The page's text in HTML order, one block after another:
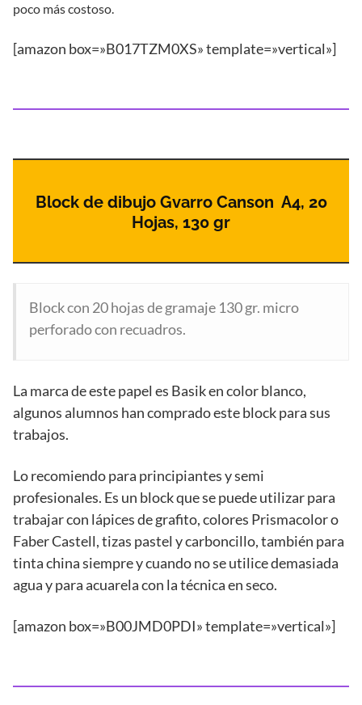
poco más costoso.
[amazon box=»B017TZM0XS» template=»vertical»]
Block de dibujo Gvarro Canson A4, 20
Hojas, 130 gr
Block con 20 hojas de gramaje 130 gr. micro
perforado con recuadros.
La marca de este papel es Basik en color blanco,
algunos alumnos han comprado este block para sus
trabajos.
Lo recomiendo para principiantes y semi
profesionales. Es un block que se puede utilizar para
trabajar con lápices de grafito, colores Prismacolor o
Faber Castell, tizas pastel y carboncillo, también para
tinta china siempre y cuando no se utilice demasiada
agua y para acuarela con la técnica en seco.
[amazon box=»B00JMD0PDI» template=»vertical»]